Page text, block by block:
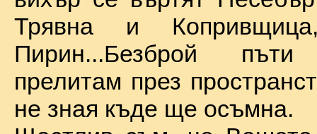
Трявна и
Пирин...Безброй
прелитам през
не зная къде ще осъмна.